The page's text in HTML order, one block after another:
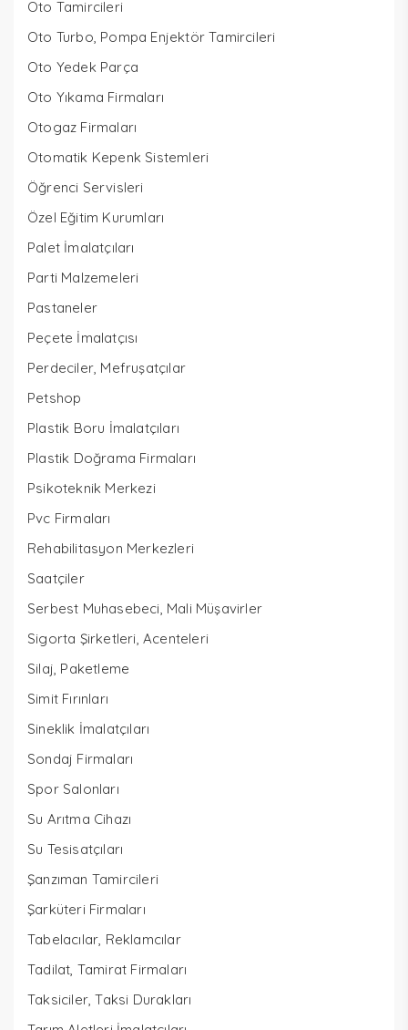
Oto Tamircileri
Oto Turbo, Pompa Enjektör Tamircileri
Oto Yedek Parça
Oto Yıkama Firmaları
Otogaz Firmaları
Otomatik Kepenk Sistemleri
Öğrenci Servisleri
Özel Eğitim Kurumları
Palet İmalatçıları
Parti Malzemeleri
Pastaneler
Peçete İmalatçısı
Perdeciler, Mefruşatçılar
Petshop
Plastik Boru İmalatçıları
Plastik Doğrama Firmaları
Psikoteknik Merkezi
Pvc Firmaları
Rehabilitasyon Merkezleri
Saatçiler
Serbest Muhasebeci, Mali Müşavirler
Sigorta Şirketleri, Acenteleri
Silaj, Paketleme
Simit Fırınları
Sineklik İmalatçıları
Sondaj Firmaları
Spor Salonları
Su Arıtma Cihazı
Su Tesisatçıları
Şanzıman Tamircileri
Şarküteri Firmaları
Tabelacılar, Reklamcılar
Tadilat, Tamirat Firmaları
Taksiciler, Taksi Durakları